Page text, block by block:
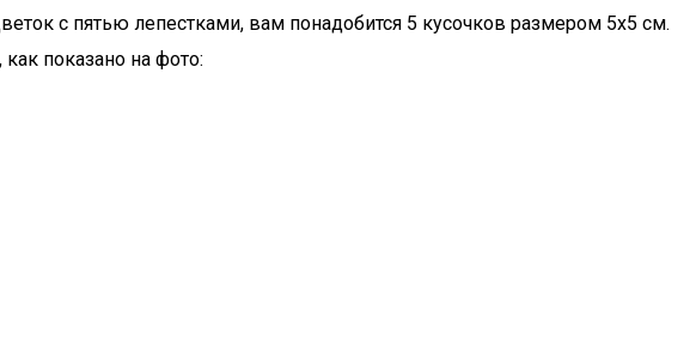
с пятью лепестками, вам понадобится 5 кусочков размером 5х5 см.
показано на фото: